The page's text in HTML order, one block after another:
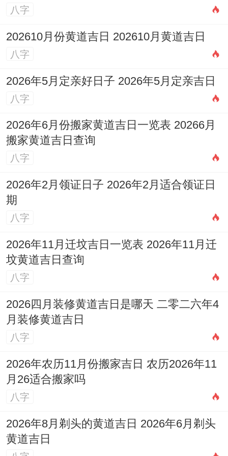
八字
202610月份黄道吉日 202610月黄道吉日
八字
2026年5月定亲好日子 2026年5月定亲吉日
八字
2026年6月份搬家黄道吉日一览表 20266月
搬家黄道吉日查询
八字
2026年2月领证日子 2026年2月适合领证日
期
八字
2026年11月迁坟吉日一览表 2026年11月迁
坟黄道吉日查询
八字
2026四月装修黄道吉日是哪天 二零二六年4
月装修黄道吉日
八字
2026年农历11月份搬家吉日 农历2026年11
月26适合搬家吗
八字
2026年8月剃头的黄道吉日 2026年6月剃头
黄道吉日